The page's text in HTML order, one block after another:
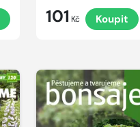
101 Kč Koupit